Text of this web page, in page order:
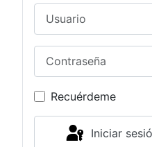
Recuérdeme
Iniciar